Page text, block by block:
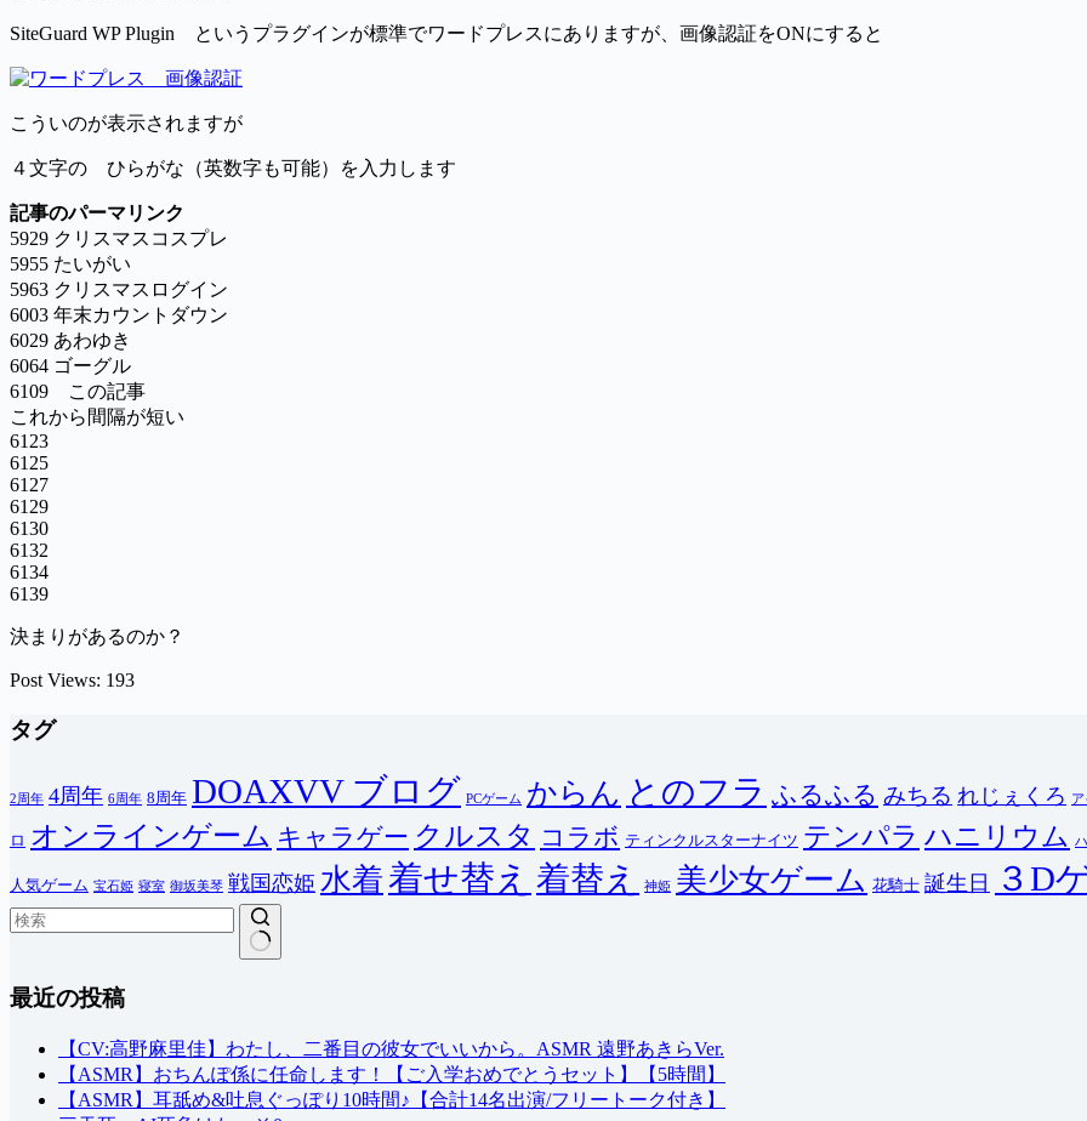
SiteGuard WP Plugin というプラグインが標準でワードプレスにありますが、画像認証をONにすると
こういのが表示されますが
４文字の ひらがな（英数字も可能）を入力します
記事のパーマリンク
5929 クリスマスコスプレ
5955 たいがい
5963 クリスマスログイン
6003 年末カウントダウン
6029 あわゆき
6064 ゴーグル
6109 この記事
これから間隔が短い
6123
6125
6127
6129
6130
6132
6134
6139
決まりがあるのか？
Post Views: 193
タグ
2周年 4周年 6周年 8周年 DOAXVV ブログ PCゲーム からん とのフラ ふるふる みちる れじぇくろ ア
ロ オンラインゲーム キャラゲー クルスタ コラボ ティンクルスターナイツ テンパラ ハニリウム
人気ゲーム 宝石姫 寝室 御坂美琴 戦国恋姫 水着着せ替え 着替え 神姫 美少女ゲーム 花騎士 誕生日 ３D
果
最近の投稿
【CV:高野麻里佳】わたし、二番目の彼女でいいから。ASMR 遠野あきらVer.
【ASMR】おちんぽ係に任命します！【ご入学おめでとうセット】【5時間】
【ASMR】耳舐め&吐息ぐっぽり10時間♪【合計14名出演/フリートーク付き】